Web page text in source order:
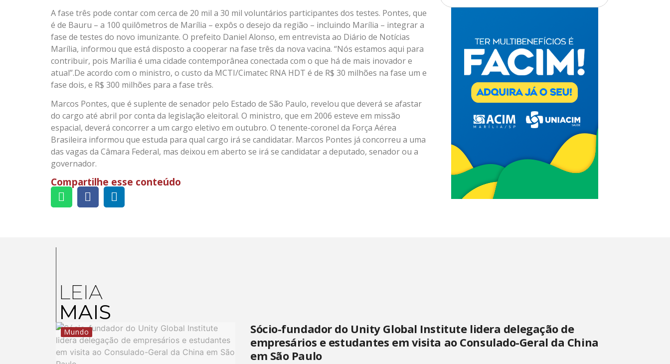
A fase três pode contar com cerca de 20 mil a 30 mil voluntários participantes dos testes. Pontes, que
é de Bauru – a 100 quilômetros de Marília – expôs o desejo da região – incluindo Marília – integrar a
fase de testes do novo imunizante. O prefeito Daniel Alonso, em entrevista ao Diário de Notícias
Marília, informou que está disposto a cooperar na fase três da nova vacina. “Nós estamos aqui para
contribuir, pois Marília é uma cidade contemporânea conectada com o que há de mais inovador e
atual”.De acordo com o ministro, o custo da MCTI/Cimatec RNA HDT é de R$ 30 milhões na fase um e
fase dois, e R$ 300 milhões para a fase três.
Marcos Pontes, que é suplente de senador pelo Estado de São Paulo, revelou que deverá se afastar
do cargo até abril por conta da legislação eleitoral. O ministro, que em 2006 esteve em missão
espacial, deverá concorrer a um cargo eletivo em outubro. O tenente-coronel da Força Aérea
Brasileira informou que estuda para qual cargo irá se candidatar. Marcos Pontes já concorreu a uma
das vagas da Câmara Federal, mas deixou em aberto se irá se candidatar a deputado, senador ou a
governador.
Compartilhe esse conteúdo
LEIA
MAIS
Mundo
Sócio-fundador do Unity Global Institute lidera delegação de
empresários e estudantes em visita ao Consulado-Geral da China
em São Paulo